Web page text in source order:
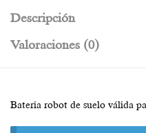
Descripción
Valoraciones (0)
Bateria robot de suelo válida